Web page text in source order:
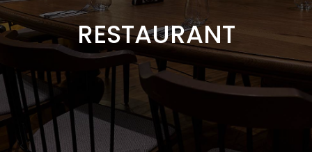
RESTAURANT